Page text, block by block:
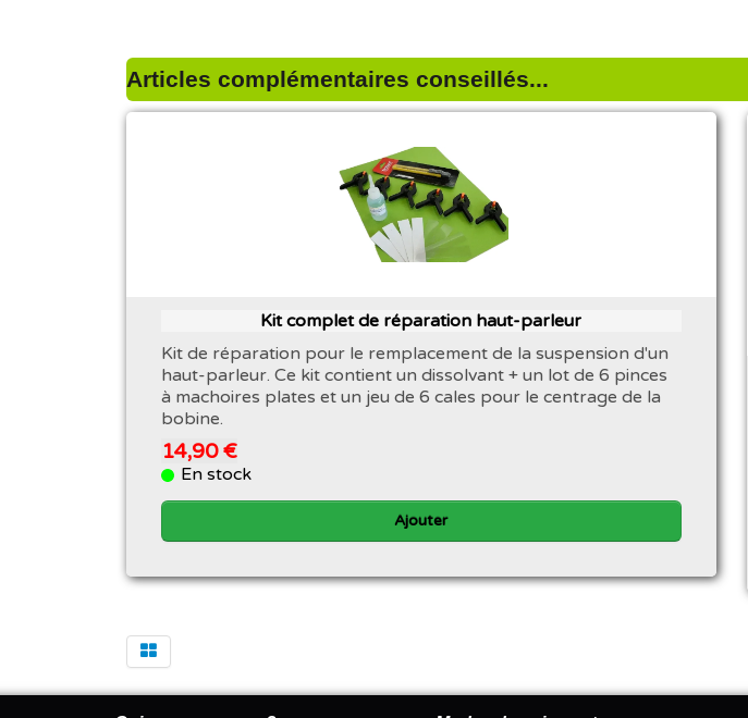
Articles complémentaires conseillés...
Kit complet de réparation haut-parleur
Kit de réparation pour le remplacement de la suspension d'un
haut-parleur. Ce kit contient un dissolvant + un lot de 6 pinces
à machoires plates et un jeu de 6 cales pour le centrage de la
bobine.
14,90 €
En stock
Ajouter